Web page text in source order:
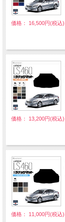
価格： 16,500円(税込)
価格： 13,200円(税込)
価格： 11,000円(税込)